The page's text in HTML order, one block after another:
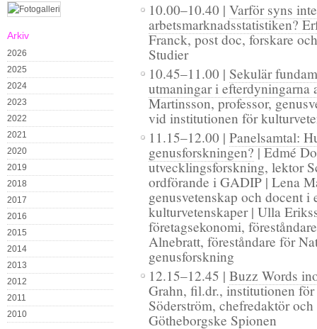
Arkiv
2026
2025
2024
2023
2022
2021
2020
2019
2018
2017
2016
2015
2014
2013
2012
2011
2010
10.00–10.40 | Varför syns
arbetsmarknadsstatistiken?
Franck, post doc, forskare
Studier
10.45–11.00 | Sekulär
utmaningar i efterdyningarna
Martinsson, professor,
vid institutionen för
11.15–12.00 | Panelsamtal:
genusforskningen?| Edmé
utvecklingsforskning, lektor
ordförande i GADIP | Lena
genusvetenskap och docent
kulturvetenskaper | Ulla
företagsekonomi,
Alnebratt, föreståndare för
genusforskning
12.15–12.45 | Buzz Words
Grahn, fil.dr., institutionen
Söderström, chefredaktör
Götheborgske Spionen